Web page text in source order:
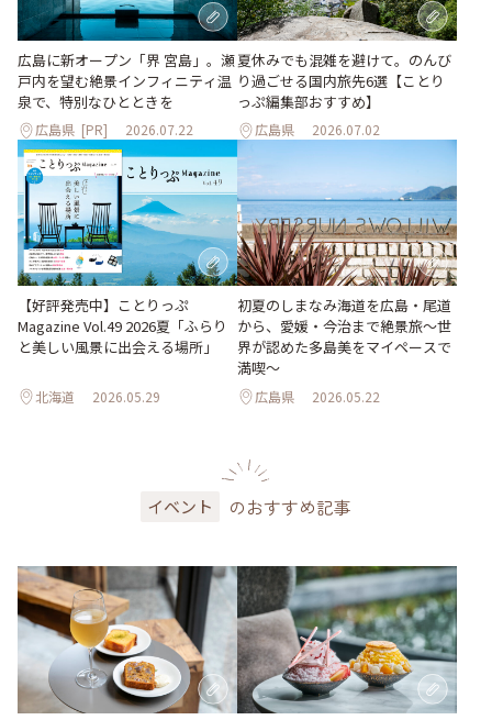
広島に新オープン「界 宮島」。瀬
戸内を望む絶景インフィニティ温
泉で、特別なひとときを
広島県 [PR] 2026.07.22
夏休みでも混雑を避けて。のんび
り過ごせる国内旅先6選【ことり
っぷ編集部おすすめ】
広島県 2026.07.02
【好評発売中】ことりっぷ
Magazine Vol.49 2026夏「ふらり
と美しい風景に出会える場所」
北海道 2026.05.29
初夏のしまなみ海道を広島・尾道
から、愛媛・今治まで絶景旅〜世
界が認めた多島美をマイペースで
満喫〜
広島県 2026.05.22
イベント のおすすめ記事